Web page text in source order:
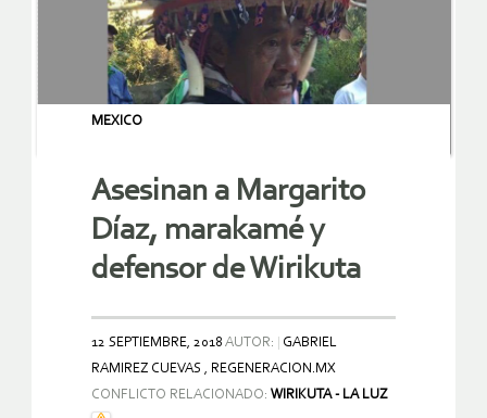
MEXICO
Asesinan a Margarito
Díaz, marakamé y
defensor de Wirikuta
12 SEPTIEMBRE, 2018 AUTOR:
GABRIEL
RAMIREZ CUEVAS , REGENERACION.MX
CONFLICTO RELACIONADO: WIRIKUTA - LA LUZ